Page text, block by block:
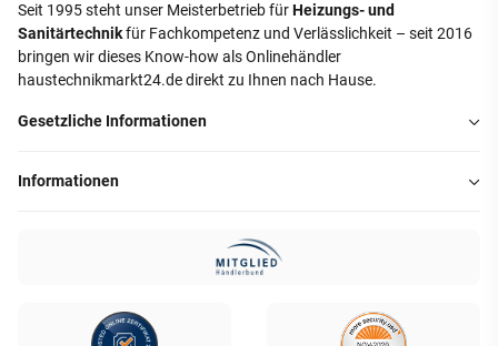
Seit 1995 steht unser Meisterbetrieb fürHeizungs- und
Sanitärtechnikfür Fachkompetenz und Verlässlichkeit – seit 2016
bringen wir dieses Know-how als Onlinehändler
haustechnikmarkt24.de direkt zu Ihnen nach Hause.
Gesetzliche Informationen
Informationen